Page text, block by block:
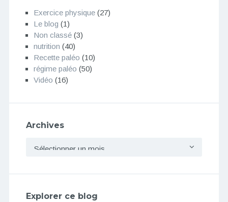
Exercice physique(27)
Le blog (1)
Non classé(3)
nutrition (40)
Recette paléo (10)
régime paléo (50)
Vidéo (16)
Archives
Explorer ce blog